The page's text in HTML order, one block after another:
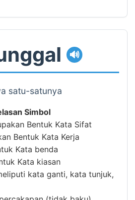
🔊
satu-satunya
Simbol
Bentuk Kata Sifat
Bentuk Kata Kerja
Kata benda
Kata kiasan
kata ganti, kata tunjuk,